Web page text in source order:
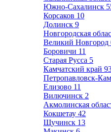
Южно-Сахалинск
Корсаков 10
Долинск 9
Новгородская
Великий Новгород
Боровичи 11
Старая Русса 5
Камчатский край
Петропавловск-
Елизово 11
Вилючинск 2
Акмолинская
Кокшетау 42
Щучинск 13